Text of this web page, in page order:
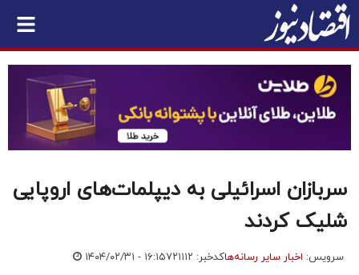
سربازان اسرائیلی به دیپلمات‌های اروپایی
شلیک کردند
سرویس: اخبار سایر رسانه‌هاکدخبر: ۷۲۱۱۱۲ ۱۴۰۴/۰۲/۳۱ - ۱۶:۱۵